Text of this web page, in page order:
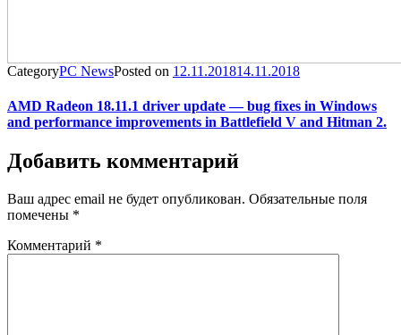
CategoryPC NewsPosted on 12.11.201814.11.2018
AMD Radeon 18.11.1 driver update — bug fixes in Windows
and performance improvements in Battlefield V and Hitman 2.
Добавить комментарий
Ваш адрес email не будет опубликован. Обязательные поля
помечены *
Комментарий *